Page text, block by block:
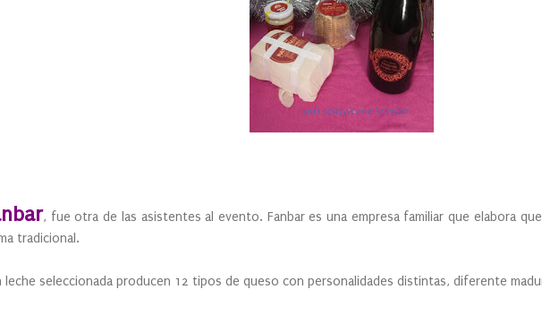
, fue otra de las asistentes al evento. Fanbar es una empresa familiar que elabora
tradicional.
leche seleccionada producen 12 tipos de queso con personalidades distintas, diferente